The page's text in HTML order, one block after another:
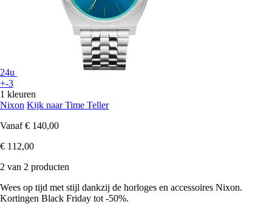
24u
+-3
1 kleuren
Nixon Kijk naar Time Teller
Vanaf € 140,00
€ 112,00
2 van 2 producten
Wees op tijd met stijl dankzij de horloges en accessoires Nixon.
Kortingen Black Friday tot -50%.